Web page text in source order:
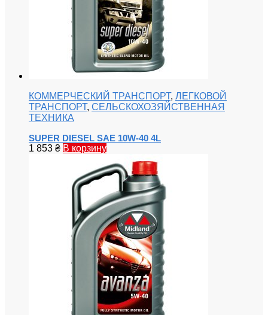
КОММЕРЧЕСКИЙ ТРАНСПОРТ, ЛЕГКОВОЙ
ТРАНСПОРТ, СЕЛЬСКОХОЗЯЙСТВЕННАЯ
ТЕХНИКА
SUPER DIESEL SAE 10W-40 4L
1 853 ₴ В корзину